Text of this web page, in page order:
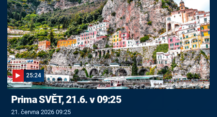
25:24
Prima SVĚT, 21.6. v 09:25
21. června 2026 09:25